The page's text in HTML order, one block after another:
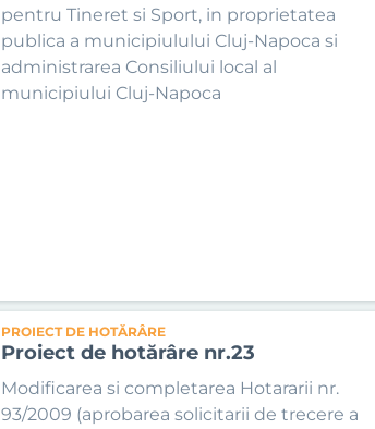
pentru Tineret si Sport, in proprietatea
publica a municipiulului Cluj-Napoca si
administrarea Consiliului local al
municipiului Cluj-Napoca
PROIECT DE HOTĂRÂRE
Proiect de hotărâre nr.23
Modificarea si completarea Hotararii nr.
93/2009 (aprobarea solicitarii de trecere a